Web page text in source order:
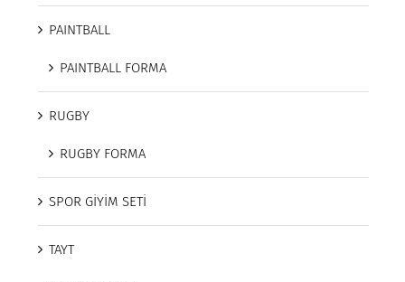
PAINTBALL
PAINTBALL FORMA
RUGBY
RUGBY FORMA
SPOR GİYİM SETİ
TAYT